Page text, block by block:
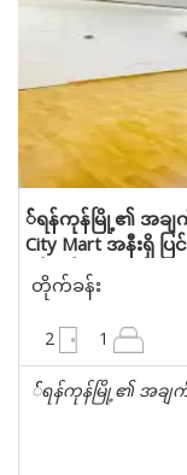
ရန်ကုန်မြို့၏ အချက်
City Mart အနီးရှိ ပြ
ရန်ကုန်
တိုက်ခန်း
2 1
ရန်ကုန်မြို့၏ အချက်